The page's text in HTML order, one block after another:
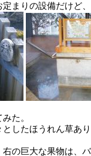
まりの設備だけど
た。
したほうれん草あ
の巨大な果物は、